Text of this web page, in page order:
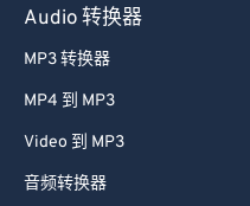
Audio 转换器
MP3 转换器
MP4 到 MP3
Video 到 MP3
音频转换器